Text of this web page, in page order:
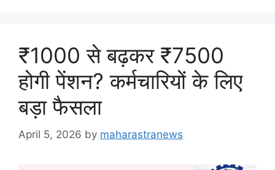
₹1000 से बढ़कर ₹7500
होगी पेंशन? कर्मचारियों के लिए
बड़ा फैसला
April 5, 2026 by maharastranews